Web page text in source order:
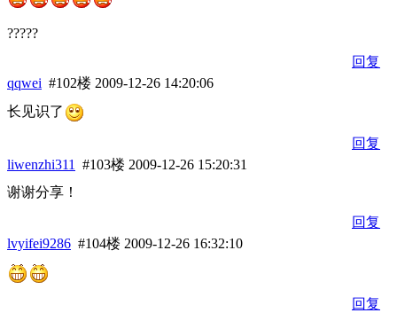
?????
回复
qqwei #102楼 2009-12-26 14:20:06
长见识了
回复
liwenzhi311
#103楼 2009-12-26 15:20:31
谢谢分享！
回复
lvyifei9286 #104楼 2009-12-26 16:32:10
回复